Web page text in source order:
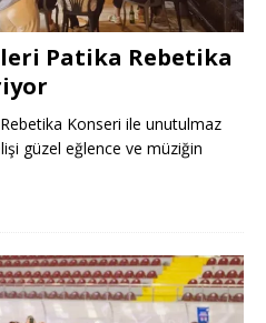
Patika Rebetika
Konseri ile unutulmaz
güzel eğlence ve müziğin